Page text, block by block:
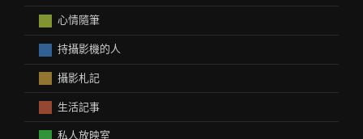
心情隨筆
持攝影機的人
攝影札記
生活記事
私人放映室